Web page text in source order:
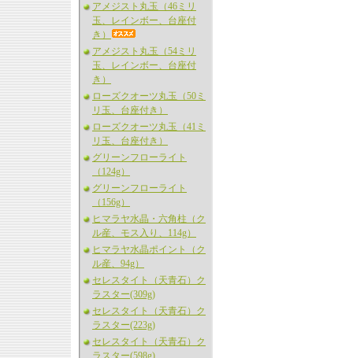
アメジスト丸玉（46ミリ
玉、レインボー、台座付
き）
アメジスト丸玉（54ミリ
玉、レインボー、台座付
き）
ローズクオーツ丸玉（50ミ
リ玉、台座付き）
ローズクオーツ丸玉（41ミ
リ玉、台座付き）
グリーンフローライト
（124g）
グリーンフローライト
（156g）
ヒマラヤ水晶・六角柱（ク
ル産、モス入り、114g）
ヒマラヤ水晶ポイント（ク
ル産、94g）
セレスタイト（天青石）ク
ラスター(309g)
セレスタイト（天青石）ク
ラスター(223g)
セレスタイト（天青石）ク
ラスター(598g)